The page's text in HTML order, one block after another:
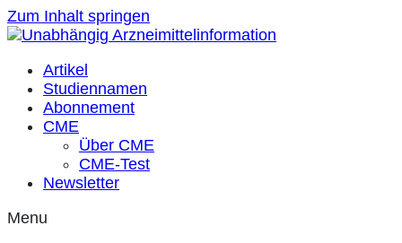
Zum Inhalt springen
Artikel
Studiennamen
Abonnement
CME
Über CME
CME-Test
Newsletter
Menu